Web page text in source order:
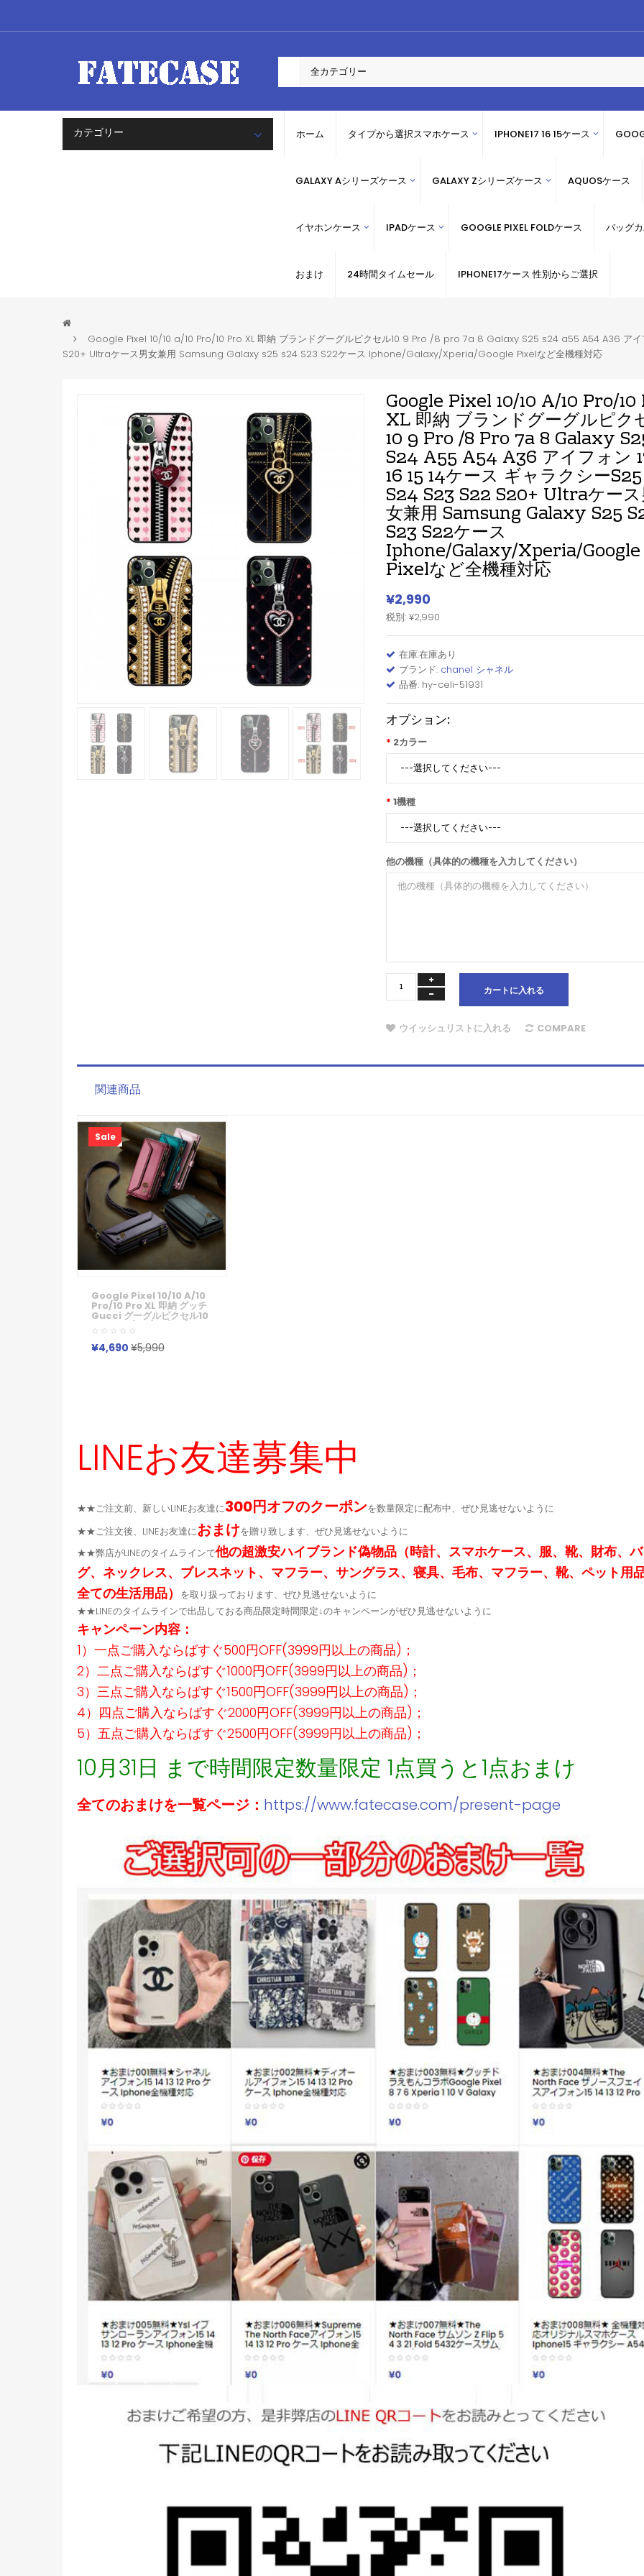
カテゴリー ホーム タイプから選択スマホケース IPHONE17 16 15ケース
GALAXY Aシリーズケース GALAXY Zシリーズケース AQUOSケース
イヤホンケース IPADケース GOOGLE PIXEL FOLDケース バッグ
おまけ 24時間タイムセール IPHONE17ケース 性別からご選択
Google Pixel 10/10 a/10 Pro/10 Pro XL 即納 ブランドグーグルピクセル10 9 Pro /8 pro 7a 8 Galaxy S25 s24 a55 A54 A36 アイ
S20+ Ultraケース男女兼用 Samsung Galaxy s25 s24 S23 S22ケース Iphone/Galaxy/Xperia/Google Pixelなど全機種対応
Google Pixel 10/10 A/10 Pro/10
XL 即納 ブランドグーグルピク
10 9 Pro /8 Pro 7a 8 Galaxy
S24 A55 A54 A36 アイフォン
16 15 14ケース ギャラクシーS25
S24 S23 S22 S20+ Ultraケース
女兼用 Samsung Galaxy S25
S23 S22ケース
Iphone/Galaxy/Xperia/Google
Pixelなど全機種対応
¥2,990
税別: ¥2,990
在庫:在庫あり
ブランド: chanel シャネル
品番: hy-celi-51931
オプション:
2カラー
1機種
他の機種（具体的の機種を入力してください）
カートに入れる
ウイッシュリストに入れる COMPARE
関連商品
Sale
Google Pixel 10/10 A/10
Pro/10 Pro XL 即納 グッチ
Gucci グーグルピクセル10
9 Pro XL/9a/8a/7a/6aケ
ース Xperia 1vii 10vii
Galaxy S23 S24 S25
A54 A55 A36 グーグルピ
¥4,690 ¥5,990
LINEお友達募集中
★★ご注文前、新しいLINEお友達に300円オフのクーポンを数量限定に配布中、ぜひ見逃せないように
★★ご注文後、LINEお友達におまけを贈り致します、ぜひ見逃せないように
★★弊店がLINEのタイムラインで他の超激安ハイブランド偽物品（時計、スマホケース、服、靴、財布、
グ、ネックレス、ブレスネット、マフラー、サングラス、寝具、毛布、マフラー、靴、ペット用
全ての生活用品）
を取り扱っております、ぜひ見逃せないように
★★LINEのタイムラインで出品しておる商品限定時間限定↓のキャンペーンがぜひ見逃せないように
キャンペーン内容：
1）一点ご購入ならばすぐ500円OFF(3999円以上の商品)；
2）二点ご購入ならばすぐ1000円OFF(3999円以上の商品)；
3）三点ご購入ならばすぐ1500円OFF(3999円以上の商品)；
4）四点ご購入ならばすぐ2000円OFF(3999円以上の商品)；
5）五点ご購入ならばすぐ2500円OFF(3999円以上の商品)；
10月31日 まで時間限定数量限定 1点買うと1点おまけ
全てのおまけを一覧ページ： https://www.fatecase.com/present-page